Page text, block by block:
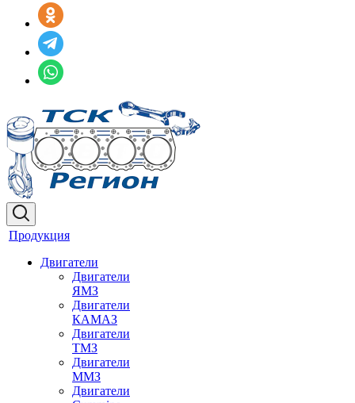
Продукция
Двигатели
Двигатели
ЯМЗ
Двигатели
КАМАЗ
Двигатели
ТМЗ
Двигатели
ММЗ
Двигатели